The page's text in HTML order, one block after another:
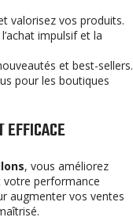
valorisez vos produits.
impulsif et la
et best-sellers.
pour les boutiques
EFFICACE
, vous améliorez
votre performance
augmenter vos ventes